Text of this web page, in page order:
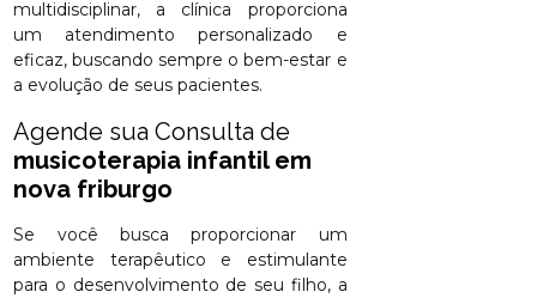
multidisciplinar, a clínica proporciona
um atendimento personalizado e
eficaz, buscando sempre o bem-estar e
a evolução de seus pacientes.
Agende sua Consulta de
musicoterapia infantil em
nova friburgo
Se você busca proporcionar um
ambiente terapêutico e estimulante
para o desenvolvimento de seu filho, a